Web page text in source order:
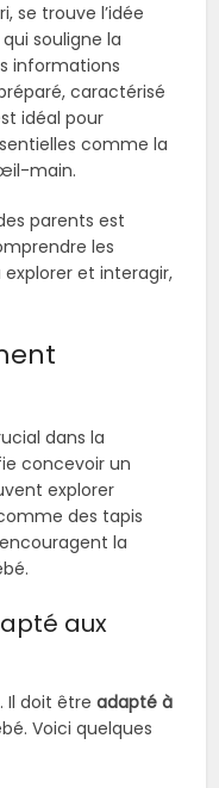
se trouve l’idée
souligne la
informations
caractérisé
idéal pour
comme la
main.
parents est
les
et interagir,
dans la
concevoir un
explorer
des tapis
la
aux
Il doit êtreadapté à
Voici quelques